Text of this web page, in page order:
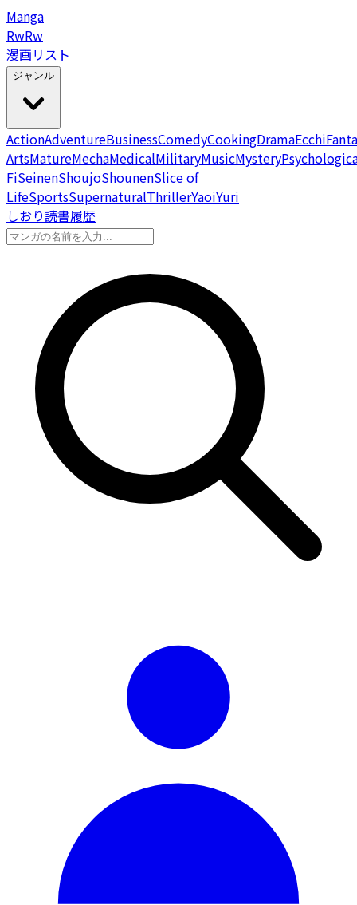
Manga
RwRw
漫画リスト
ジャンル
ActionAdventureBusinessComedyCookingDramaEcchi
ArtsMatureMechaMedicalMilitaryMusicMystery
FiSeinenShoujoShounenSlice of
LifeSportsSupernaturalThrillerYaoiYuri
しおり読書履歴